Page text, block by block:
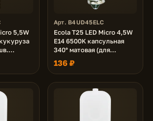
5,5W
mm
Арт. B4UD45ELC
Ecola T25 LED Micro 4,5W
E14 6500K капсульная
340° матовая (для
холодил., шв. машинки и
т.д.) 60x26 mm
136 ₽